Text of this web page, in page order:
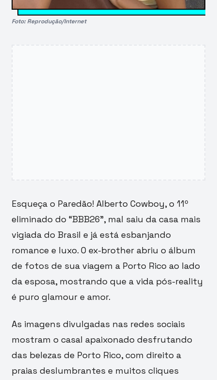
Foto: Reprodução/Internet
Esqueça o Paredão! Alberto Cowboy, o 11º
eliminado do “BBB26”, mal saiu da casa mais
vigiada do Brasil e já está esbanjando
romance e luxo. O ex-brother abriu o álbum
de fotos de sua viagem a Porto Rico ao lado
da esposa, mostrando que a vida pós-reality
é puro glamour e amor.
As imagens divulgadas nas redes sociais
mostram o casal apaixonado desfrutando
das belezas de Porto Rico, com direito a
praias deslumbrantes e muitos cliques